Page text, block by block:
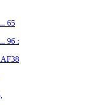
65
96 :
AF38